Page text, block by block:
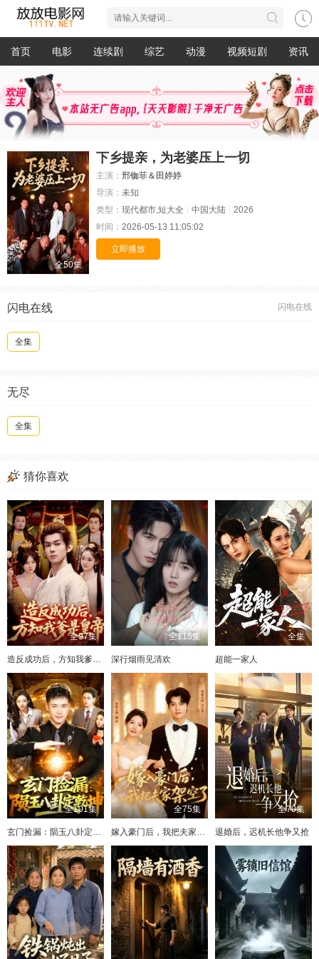
首页 电影 连续剧 综艺 动漫 视频短剧 资讯
全50集
下乡提亲，为老婆压上一切
主演： 邢铷菲＆田婷婷
导演： 未知
类型： 现代都市,短大全 中国大陆
2026
时间： 2026-05-13 11:05:02
立即播放
闪电在线
闪电在线
全集
无尽
全集
猜你喜欢
全97集 全115集
深行烟雨见清欢
全集
超能一家人
全101集 全75集 全70集
退婚后，迟机长他争又抢